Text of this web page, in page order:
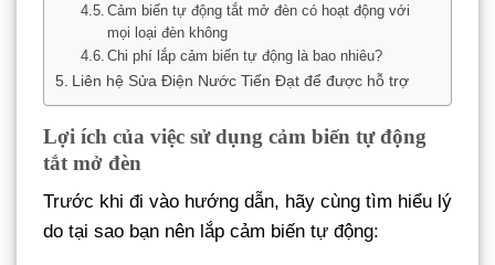
Cảm biến tự động tắt mở đèn có hoạt động với
mọi loại đèn không
Chi phí lắp cảm biến tự động là bao nhiêu?
Liên hệ Sửa Điện Nước Tiến Đạt để được hỗ trợ
Lợi ích của việc sử dụng cảm biến tự động
tắt mở đèn
Trước khi đi vào hướng dẫn, hãy cùng tìm hiểu lý
do tại sao bạn nên lắp cảm biến tự động: